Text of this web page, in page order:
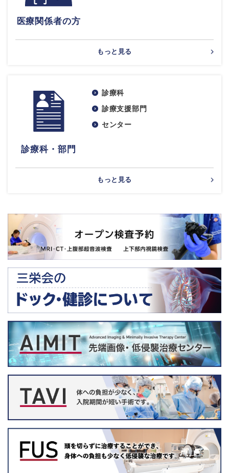
医療関係者の方
もっと見る
診療科・部門
診療科
診療支援部門
センター
もっと見る